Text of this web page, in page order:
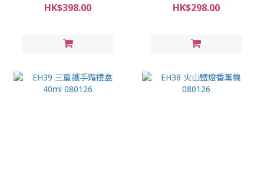
HK$398.00 HK$298.00